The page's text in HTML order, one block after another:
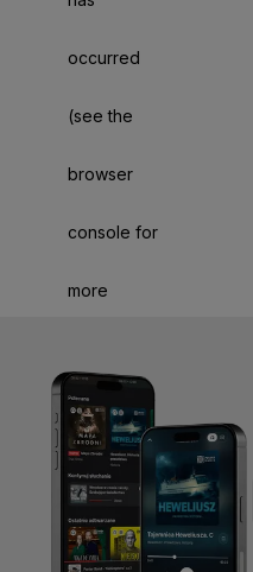
occurred
(see the
browser
console for
more